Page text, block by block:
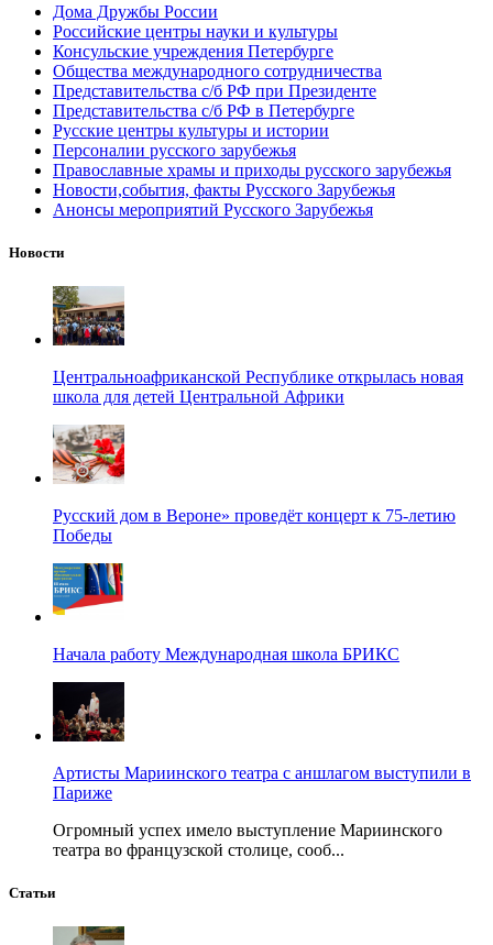
Дома Дружбы России
Российские центры науки и культуры
Консульские учреждения Петербурге
Общества международного сотрудничества
Представительства с/б РФ при Президенте
Представительства с/б РФ в Петербурге
Русские центры культуры и истории
Персоналии русского зарубежья
Православные храмы и приходы русского зарубежья
Новости,события, факты Русского Зарубежья
Анонсы мероприятий Русского Зарубежья
Новости
Центральноафриканской Республике открылась новая
школа для детей Центральной Африки
Русский дом в Вероне» проведёт концерт к 75-летию
Победы
Начала работу Международная школа БРИКС
Артисты Мариинского театра с аншлагом выступили в
Париже
Огромный успех имело выступление Мариинского
театра во французской столице, сооб...
Статьи